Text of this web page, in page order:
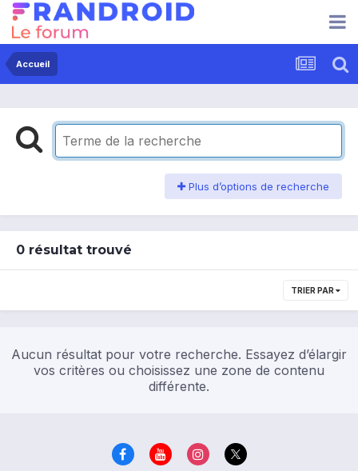
Accueil
Plus d’options de recherche
0 résultat trouvé
TRIER PAR
Aucun résultat pour votre recherche. Essayez d’élargir
vos critères ou choisissez une zone de contenu
différente.